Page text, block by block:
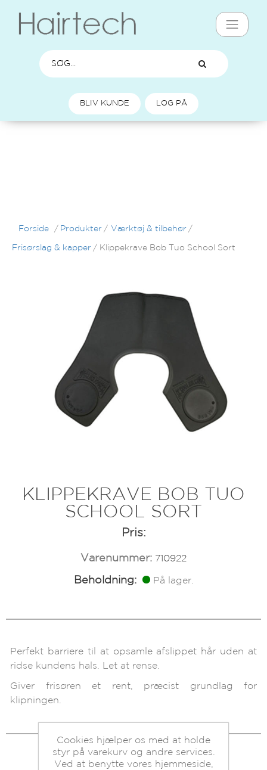
BLIV KUNDE LOG PÅ
Forside / Produkter / Værktøj & tilbehør /
Frisørslag & kapper / Klippekrave Bob Tuo School Sort
KLIPPEKRAVE BOB TUO
SCHOOL SORT
Pris:
Varenummer: 710922
Beholdning: På lager.
Perfekt barriere til at opsamle afslippet hår uden at
ridse kundens hals. Let at rense.
Giver frisøren et rent, præcist grundlag for
klipningen.
Cookies hjælper os med at holde
styr på varekurv og andre services.
Ved at benytte vores hjemmeside,